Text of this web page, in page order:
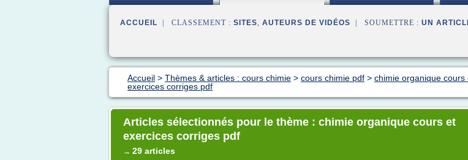
ACCUEIL | CLASSEMENT : SITES, AUTEURS DE VIDÉOS | SOUMETTRE : UN
Accueil > Thèmes & articles : cours chimie > cours chimie pdf > chimie organique cours
exercices corriges pdf
Articles sélectionnés pour le thème : chimie organique cours et
exercices corriges pdf
→ 29 articles